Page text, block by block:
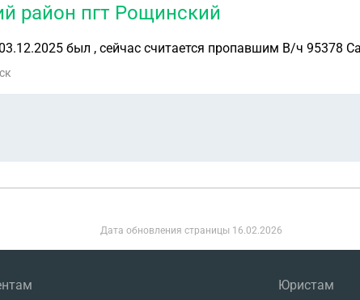
район пгт Рощинский
был , сейчас считается пропавшим В/ч 95378
Дата обновления страницы 16.02.2026
Юристам